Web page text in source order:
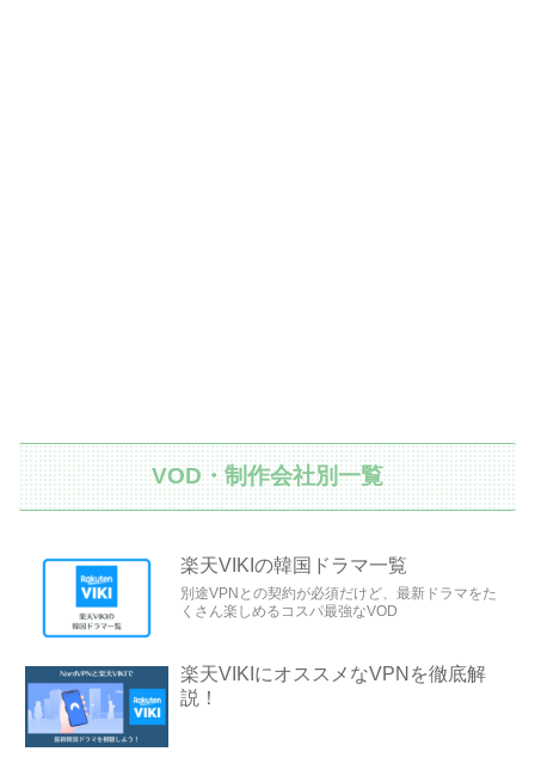
VOD・制作会社別一覧
楽天VIKIの韓国ドラマ一覧
別途VPNとの契約が必須だけど、最新ドラマをた
くさん楽しめるコスパ最強なVOD
楽天VIKIにオススメなVPNを徹底解
説！